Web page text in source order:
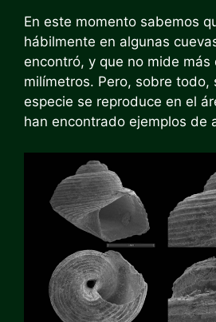
En este momento sabemos
hábilmente en algunas
encontró, y que no mide más
milímetros. Pero, sobre todo,
especie se reproduce en el
han encontrado ejemplos de